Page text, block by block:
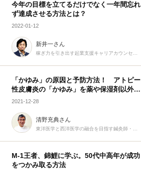
今年の目標を立てるだけでなく一年間忘れ
ず達成させる方法とは？
2022-01-12
新井一さん
「かゆみ」の原因と予防方法！ アトピー
性皮膚炎の「かゆみ」を薬や保湿剤以外で
治す方法はあるのか？
2021-12-28
清野充典さん
M-1王者、錦鯉に学ぶ。50代中高年が成功
をつかみ取る方法